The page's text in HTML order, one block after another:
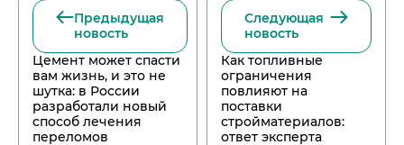
Предыдущая
новость
Цемент может спасти
вам жизнь, и это не
шутка: в России
разработали новый
способ лечения
переломов
Следующая
новость
Как топливные
ограничения
повлияют на
поставки
стройматериалов:
ответ эксперта